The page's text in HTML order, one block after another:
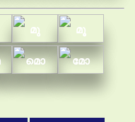
മു മൂ
മൊ മോ